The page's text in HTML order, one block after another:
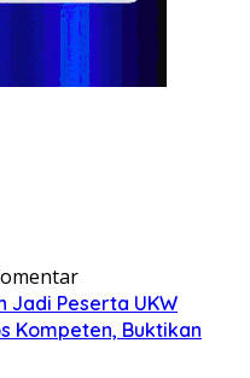
Jadi Peserta UKW
Kompeten, Buktikan